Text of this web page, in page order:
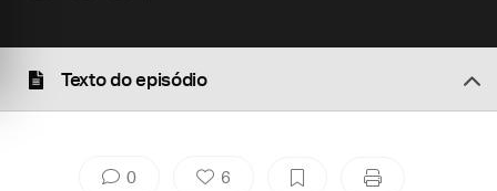
Texto do episódio
0 6